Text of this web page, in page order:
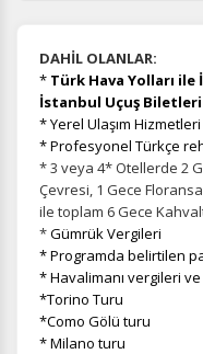
DAHİL OLANLAR:
* Türk Hava Yolları
İstanbul Uçuş Biletleri
* Yerel Ulaşım Hizmetleri
* Profesyonel Türkçe
* 3 veya 4* Otellerde 2
Çevresi, 1 Gece
ile toplam 6 Gece
*Gümrük Vergileri
* Programda belirtilen
* Havalimanı vergileri
*Torino Turu
*Como Gölü turu
* Milano turu